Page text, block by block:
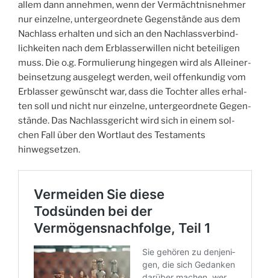
allem dann anneh­men, wenn der Ver­mächt­nis­neh­mer
nur ein­zel­ne, unter­ge­ord­ne­te Gegen­stän­de aus dem
Nach­lass erhal­ten und sich an den Nach­lass­ver­bind­
lich­kei­ten nach dem Erb­las­serwil­len nicht betei­li­gen
muss. Die o.g. For­mu­lie­rung hin­ge­gen wird als Allein­er­
bein­set­zung aus­ge­legt wer­den, weil offen­kun­dig vom
Erb­las­ser gewünscht war, dass die Toch­ter alles erhal­
ten soll und nicht nur ein­zel­ne, unter­ge­ord­ne­te Gegen­
stän­de. Das Nach­lass­ge­richt wird sich in einem sol­
chen Fall über den Wort­laut des Tes­ta­ments
hinwegsetzen.